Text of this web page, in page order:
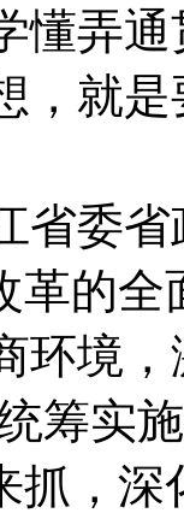
懂弄
，就
委省
革的
环境
筹实
抓，